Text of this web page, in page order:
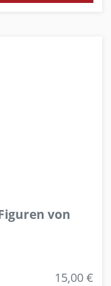
von
15,00 €